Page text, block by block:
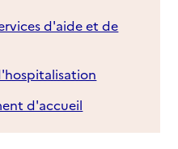
d'aide et de
d'accueil